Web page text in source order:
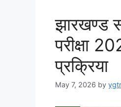
झारखण्ड
परीक्षा
प्रक्रिया
May 7, 2026 by